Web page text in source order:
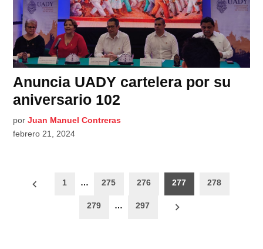
Anuncia UADY cartelera por su
aniversario 102
por Juan Manuel Contreras
febrero 21, 2024
Paginación
1 … 275 276 277 278
279 … 297